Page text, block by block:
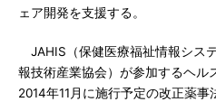
ェア開発を支援する。
JAHIS（保健医療福祉情報シス
報技術産業協会）が参加するヘル
2014年11月に施行予定の改正薬